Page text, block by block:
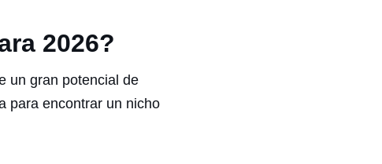
2026?
un gran potencial de
para encontrar un nicho